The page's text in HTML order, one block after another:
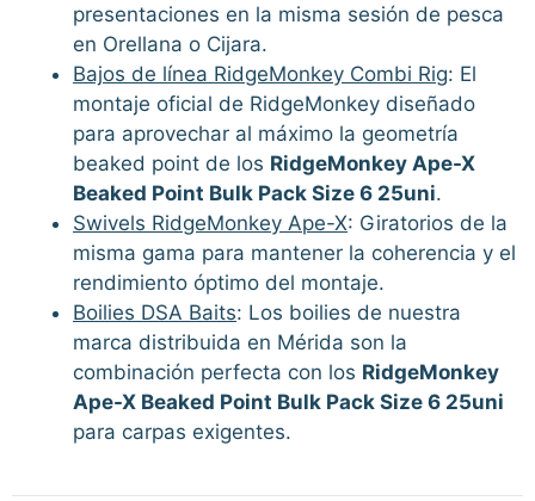
presentaciones en la misma sesión de pesca
en Orellana o Cijara.
Bajos de línea RidgeMonkey Combi Rig: El
montaje oficial de RidgeMonkey diseñado
para aprovechar al máximo la geometría
beaked point de los RidgeMonkey Ape-X
Beaked Point Bulk Pack Size 6 25uni.
Swivels RidgeMonkey Ape-X: Giratorios de la
misma gama para mantener la coherencia y el
rendimiento óptimo del montaje.
Boilies DSA Baits: Los boilies de nuestra
marca distribuida en Mérida son la
combinación perfecta con los RidgeMonkey
Ape-X Beaked Point Bulk Pack Size 6 25uni
para carpas exigentes.